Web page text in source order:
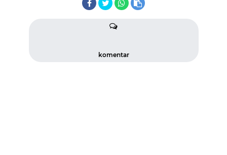
komentar